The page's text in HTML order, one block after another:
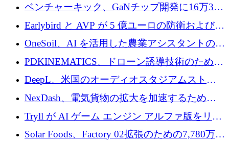
ベンチャーキック、GaNチップ開発に16万3千
ユーロでMinisaを支援
Earlybird と AVP が 5 億ユーロの防衛および二
重用途の成長基金である E2D を立ち上げる
OneSoil、AI を活用した農業アシスタントの拡
大に​​ 100 万ユーロを確保
PDKINEMATICS、ドローン誘導技術のために
200 万ユーロを調達
DeepL、米国のオーディオスタジアムストリ
ーミング事業Mixhaloを買収
NexDash、電気貨物の拡大を加速するために
EIT Urban Mobilityから250万ユーロを確保
Tryll が AI ゲーム エンジン アルファ版をリリ
ースし、60 万ドルのプレシード資金を確保
Solar Foods、Factory 02拡張のための7,780万ユ